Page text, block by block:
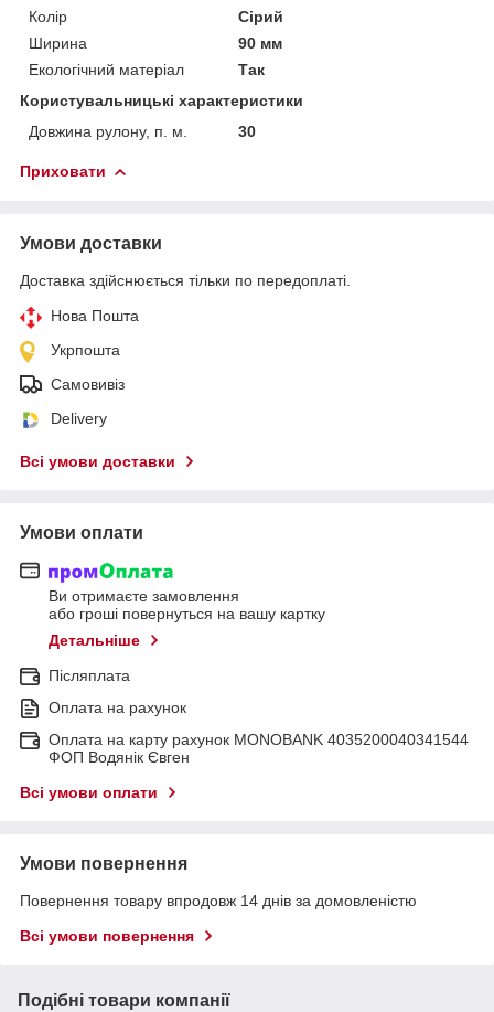
Колір
Сірий
Ширина
90 мм
Екологічний матеріал
Так
Користувальницькі характеристики
Довжина рулону, п. м.
30
Приховати
Умови доставки
Доставка здійснюється тільки по передоплаті.
Нова Пошта
Укрпошта
Самовивіз
Delivery
Всі умови доставки
Умови оплати
Ви отримаєте замовлення
або гроші повернуться на вашу картку
Детальніше
Післяплата
Оплата на рахунок
Оплата на карту рахунок MONOBANK 4035200040341544
ФОП Водянік Євген
Всі умови оплати
Умови повернення
Повернення товару впродовж 14 днів за домовленістю
Всі умови повернення
Подібні товари компанії